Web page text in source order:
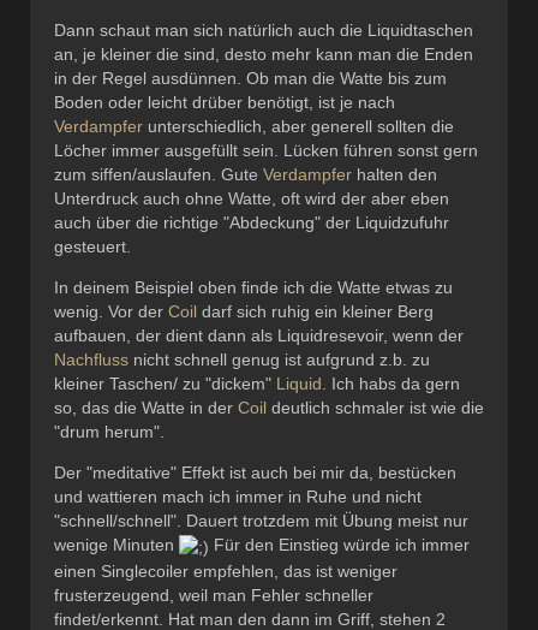
Dann schaut man sich natürlich auch die Liquidtaschen
an, je kleiner die sind, desto mehr kann man die Enden
in der Regel ausdünnen. Ob man die Watte bis zum
Boden oder leicht drüber benötigt, ist je nach
Verdampfer unterschiedlich, aber generell sollten die
Löcher immer ausgefüllt sein. Lücken führen sonst gern
zum siffen/auslaufen. Gute Verdampfer halten den
Unterdruck auch ohne Watte, oft wird der aber eben
auch über die richtige "Abdeckung" der Liquidzufuhr
gesteuert.
In deinem Beispiel oben finde ich die Watte etwas zu
wenig. Vor der Coil darf sich ruhig ein kleiner Berg
aufbauen, der dient dann als Liquidresevoir, wenn der
Nachfluss nicht schnell genug ist aufgrund z.b. zu
kleiner Taschen/ zu "dickem" Liquid. Ich habs da gern
so, das die Watte in der Coil deutlich schmaler ist wie die
"drum herum".
Der "meditative" Effekt ist auch bei mir da, bestücken
und wattieren mach ich immer in Ruhe und nicht
"schnell/schnell". Dauert trotzdem mit Übung meist nur
wenige Minuten
Für den Einstieg würde ich immer
einen Singlecoiler empfehlen, das ist weniger
frusterzeugend, weil man Fehler schneller
findet/erkennt. Hat man den dann im Griff, stehen 2